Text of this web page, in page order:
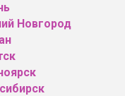
Новгород